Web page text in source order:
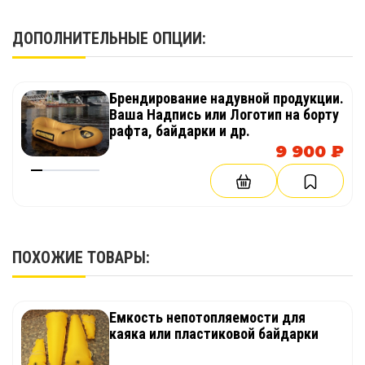
ДОПОЛНИТЕЛЬНЫЕ ОПЦИИ:
Брендирование надувной продукции.
Ваша Надпись или Логотип на борту
рафта, байдарки и др.
9 900 ₽
ПОХОЖИЕ ТОВАРЫ:
Емкость непотопляемости для
каяка или пластиковой байдарки